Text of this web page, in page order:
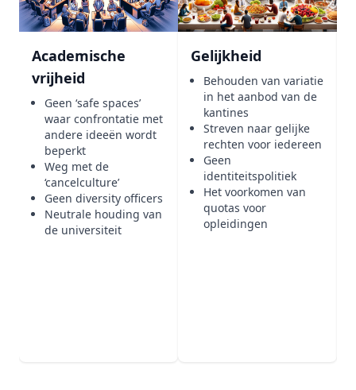
Academische
vrijheid
Geen ‘safe spaces’
waar confrontatie met
andere ideeën wordt
beperkt
Weg met de
‘cancelculture’
Geen diversity officers
Neutrale houding van
de universiteit
Gelijkheid
Behouden van variatie
in het aanbod van de
kantines
Streven naar gelijke
rechten voor iedereen
Geen
identiteitspolitiek
Het voorkomen van
quotas voor
opleidingen